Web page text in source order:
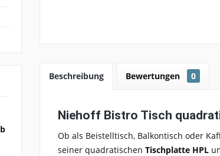
Beschreibung Bewertungen 0
Niehoff Bistro Tisch
Ob als Beistelltisch, Balkontisch oder
seiner quadratischen Tischplatte HPL